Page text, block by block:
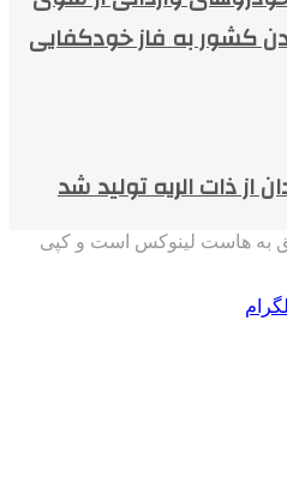
کشور به فاز خودکفایی
از ذات الریه تولید شد
به هاست لینوکس است و کپی